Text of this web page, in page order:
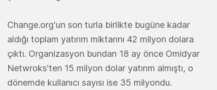
Change.org'un son turla birlikte bugüne kadar
aldığı toplam yatırım miktarını 42 milyon dolara
çıktı. Organizasyon bundan 18 ay önce Omidyar
Netwroks'ten 15 milyon dolar yatırım almıştı, o
dönemde kullanıcı sayısı ise 35 milyondu.